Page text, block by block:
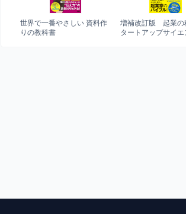
世界で一番やさしい 資料作
りの教科書
増補改訂版 起業の
タートアップサイエ